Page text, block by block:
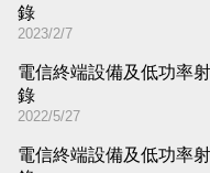
錄
2023/2/7
電信終端設備及低功率
錄
2022/5/27
電信終端設備及低功率